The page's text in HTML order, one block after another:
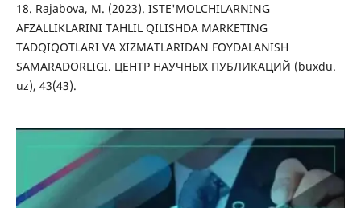
18. Rajabova, M. (2023). ISTE'MOLCHILARNING
AFZALLIKLARINI TAHLIL QILISHDA MARKETING
TADQIQOTLARI VA XIZMATLARIDAN FOYDALANISH
SAMARADORLIGI. ЦЕНТР НАУЧНЫХ ПУБЛИКАЦИЙ (buxdu.
uz), 43(43).